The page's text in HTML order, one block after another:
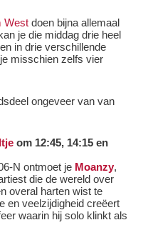
West doen bijna allemaal
je die middag drie heel
in drie verschillende
misschien zelfs vier
ongeveer van van
om 12:45, 14:15 en
N ontmoet je Moanzy,
die de wereld over
overal harten wist te
en veelzijdigheid creëert
waarin hij solo klinkt als